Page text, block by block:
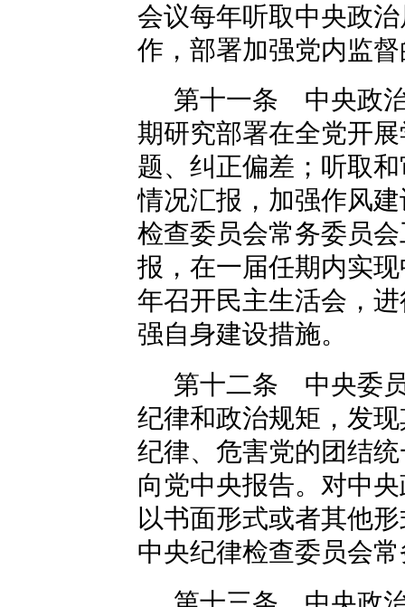
会议每年听取中央政
作，部署加强党内监
第十一条 中央政
期研究部署在全党开
题、纠正偏差；听取
情况汇报，加强作风
检查委员会常务委员
报，在一届任期内实
年召开民主生活会，
强自身建设措施。
第十二条 中央委
纪律和政治规矩，发
纪律、危害党的团结
向党中央报告。对中
以书面形式或者其他
中央纪律检查委员会